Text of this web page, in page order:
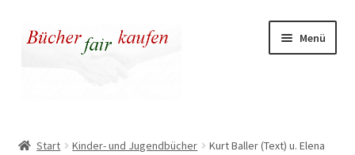
Zur
Navigation
Zum
Inhalt
Menü
Start Kinder- und Jugendbücher
Kurt Baller (Text) u. Elena